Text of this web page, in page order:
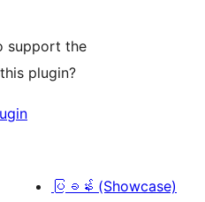
support the
plugin?
ပြခန်း (Showcase)